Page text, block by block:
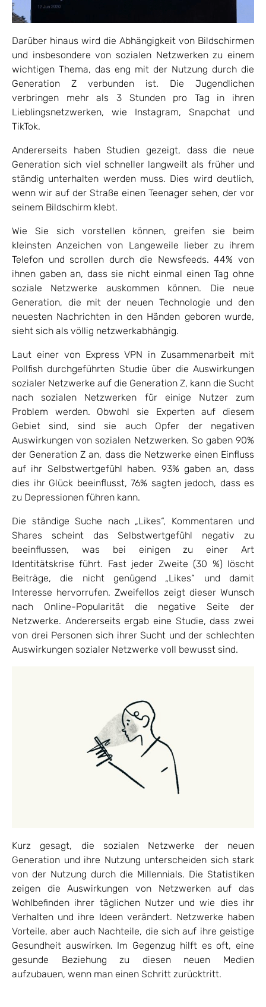
Darüber hinaus wird die Abhängigkeit von Bildschirmen
und insbesondere von sozialen Netzwerken zu einem
wichtigen Thema, das eng mit der Nutzung durch die
Generation Z verbunden ist. Die Jugendlichen
verbringen mehr als 3 Stunden pro Tag in ihren
Lieblingsnetzwerken, wie Instagram, Snapchat und
TikTok.
Andererseits haben Studien gezeigt, dass die neue
Generation sich viel schneller langweilt als früher und
ständig unterhalten werden muss. Dies wird deutlich,
wenn wir auf der Straße einen Teenager sehen, der vor
seinem Bildschirm klebt.
Wie Sie sich vorstellen können, greifen sie beim
kleinsten Anzeichen von Langeweile lieber zu ihrem
Telefon und scrollen durch die Newsfeeds. 44% von
ihnen gaben an, dass sie nicht einmal einen Tag ohne
soziale Netzwerke auskommen können. Die neue
Generation, die mit der neuen Technologie und den
neuesten Nachrichten in den Händen geboren wurde,
sieht sich als völlig netzwerkabhängig.
Laut einer von Express VPN in Zusammenarbeit mit
Pollfish durchgeführten Studie über die Auswirkungen
sozialer Netzwerke auf die Generation Z, kann die Sucht
nach sozialen Netzwerken für einige Nutzer zum
Problem werden. Obwohl sie Experten auf diesem
Gebiet sind, sind sie auch Opfer der negativen
Auswirkungen von sozialen Netzwerken. So gaben 90%
der Generation Z an, dass die Netzwerke einen Einfluss
auf ihr Selbstwertgefühl haben. 93% gaben an, dass
dies ihr Glück beeinflusst, 76% sagten jedoch, dass es
zu Depressionen führen kann.
Die ständige Suche nach „Likes“, Kommentaren und
Shares scheint das Selbstwertgefühl negativ zu
beeinflussen, was bei einigen zu einer Art
Identitätskrise führt. Fast jeder Zweite (30 %) löscht
Beiträge, die nicht genügend „Likes“ und damit
Interesse hervorrufen. Zweifellos zeigt dieser Wunsch
nach Online-Popularität die negative Seite der
Netzwerke. Andererseits ergab eine Studie, dass zwei
von drei Personen sich ihrer Sucht und der schlechten
Auswirkungen sozialer Netzwerke voll bewusst sind.
Kurz gesagt, die sozialen Netzwerke der neuen
Generation und ihre Nutzung unterscheiden sich stark
von der Nutzung durch die Millennials. Die Statistiken
zeigen die Auswirkungen von Netzwerken auf das
Wohlbefinden ihrer täglichen Nutzer und wie dies ihr
Verhalten und ihre Ideen verändert. Netzwerke haben
Vorteile, aber auch Nachteile, die sich auf ihre geistige
Gesundheit auswirken. Im Gegenzug hilft es oft, eine
gesunde Beziehung zu diesen neuen Medien
aufzubauen, wenn man einen Schritt zurücktritt.